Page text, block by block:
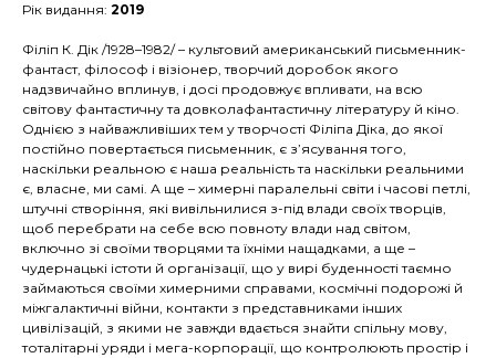
Рік видання: 2019
Філіп К. Дік /1928–1982/ – культовий американський письменник-
фантаст, філософ і візіонер, творчий доробок якого
надзвичайно вплинув, і досі продовжує впливати, на всю
світову фантастичну та довколафантастичну літературу й кіно.
Однією з найважливіших тем у творчості Філіпа Діка, до якої
постійно повертається письменник, є з’ясування того,
наскільки реальною є наша реальність та наскільки реальними
є, власне, ми самі. А ще – химерні паралельні світи і часові петлі,
штучні створіння, які вивільнилися з-під влади своїх творців,
щоб перебрати на себе всю повноту влади над світом,
включно зі своїми творцями та їхніми нащадками, а ще –
чудернацькі істоти й організації, що у вирі буденноcті таємно
займаються своїми химерними справами, космічні подорожі й
міжгалактичні війни, контакти з представниками інших
цивілізацій, з якими не завжди вдається знайти спільну мову,
тоталітарні уряди і мега-корпорації, що контролюють простір і